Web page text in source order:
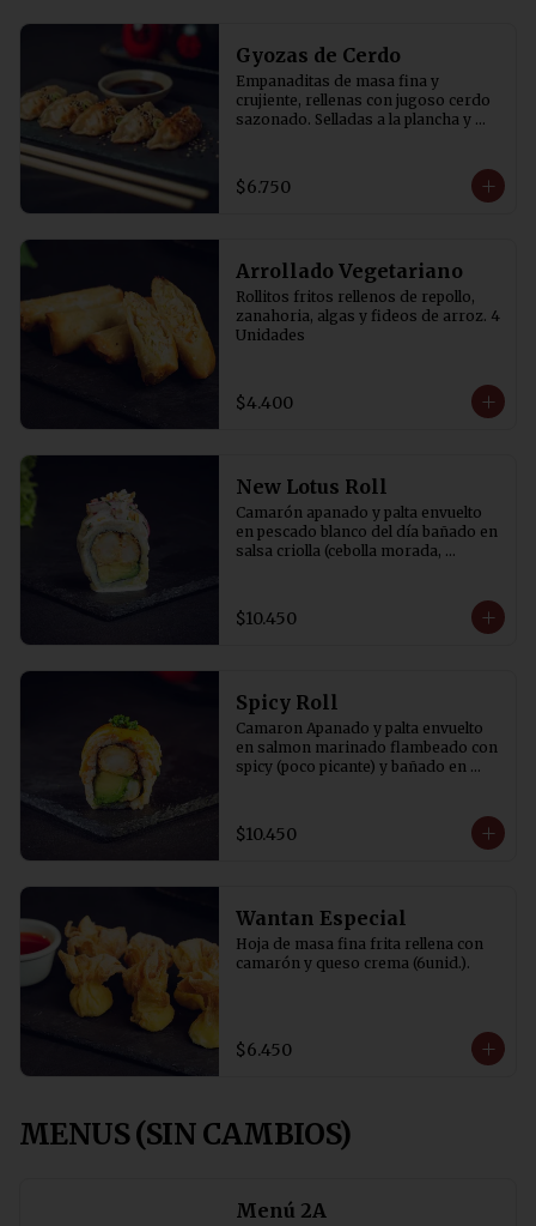
Gyozas de Cerdo
Empanaditas de masa fina y
crujiente, rellenas con jugoso cerdo
sazonado. Selladas a la plancha y
Acompañadas de salsa de soya con
un toque de vinagre. 5 Unidades
$6.750
Arrollado Vegetariano
Rollitos fritos rellenos de repollo,
zanahoria, algas y fideos de arroz. 4
Unidades
$4.400
New Lotus Roll
Camarón apanado y palta envuelto
en pescado blanco del día bañado en
salsa criolla (cebolla morada,
$10.450
Spicy Roll
Camaron Apanado y palta envuelto
en salmon marinado flambeado con
spicy (poco picante) y bañado en
$10.450
Wantan Especial
Hoja de masa fina frita rellena con
camarón y queso crema (6unid.).
$6.450
MENUS (SIN CAMBIOS)
Menú 2A